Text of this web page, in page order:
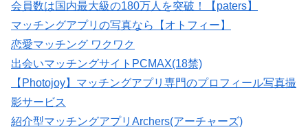
会員数は国内最大級の180万人を突破！【paters】
マッチングアプリの写真なら【オトフィー】
恋愛マッチング ワクワク
出会いマッチングサイトPCMAX(18禁)
【Photojoy】マッチングアプリ専門のプロフィール写真撮
影サービス
紹介型マッチングアプリArchers(アーチャーズ)